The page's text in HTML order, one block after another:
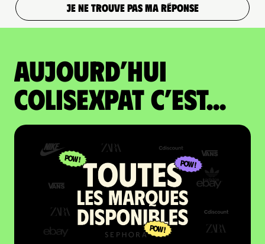
JE NE TROUVE PAS MA RÉPONSE
Aujourd’hui
colisexpat c’est...